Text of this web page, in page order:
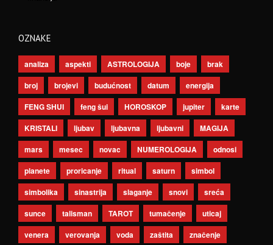
OZNAKE
analiza aspekti ASTROLOGIJA boje
brak
broj
brojevi budućnost datum
energija
FENG SHUI
feng šui HOROSKOP jupiter
karte
KRISTALI
ljubav ljubavna ljubavni
MAGIJA
mars
mesec novac NUMEROLOGIJA
odnosi
planete
proricanje ritual saturn
simbol
simbolika
sinastrija slaganje snovi
sreća
sunce
talisman TAROT tumačenje
uticaj
venera
verovanja voda zaštita značenje